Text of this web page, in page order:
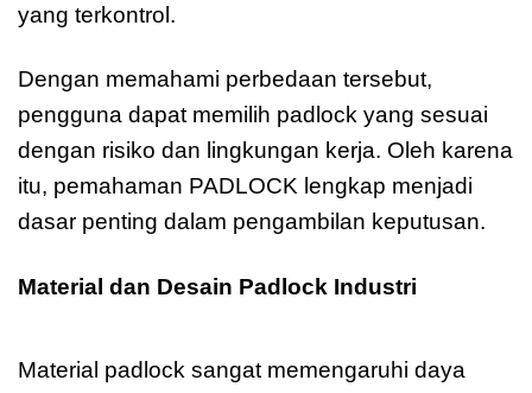
yang terkontrol.
Dengan memahami perbedaan tersebut,
pengguna dapat memilih padlock yang sesuai
dengan risiko dan lingkungan kerja. Oleh karena
itu, pemahaman PADLOCK lengkap menjadi
dasar penting dalam pengambilan keputusan.
Material dan Desain Padlock Industri
Material padlock sangat memengaruhi daya